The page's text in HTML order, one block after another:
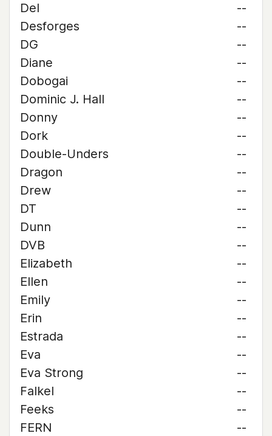
Del
--
Desforges
--
DG
--
Diane
--
Dobogai
--
Dominic J. Hall
--
Donny
--
Dork
--
Double-Unders
--
Dragon
--
Drew
--
DT
--
Dunn
--
DVB
--
Elizabeth
--
Ellen
--
Emily
--
Erin
--
Estrada
--
Eva
--
Eva Strong
--
Falkel
--
Feeks
--
FERN
--